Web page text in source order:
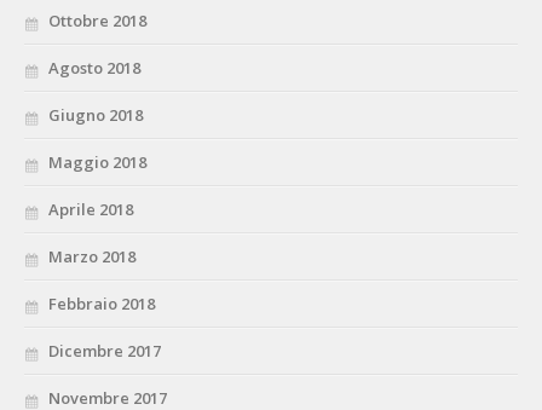
Ottobre 2018
Agosto 2018
Giugno 2018
Maggio 2018
Aprile 2018
Marzo 2018
Febbraio 2018
Dicembre 2017
Novembre 2017